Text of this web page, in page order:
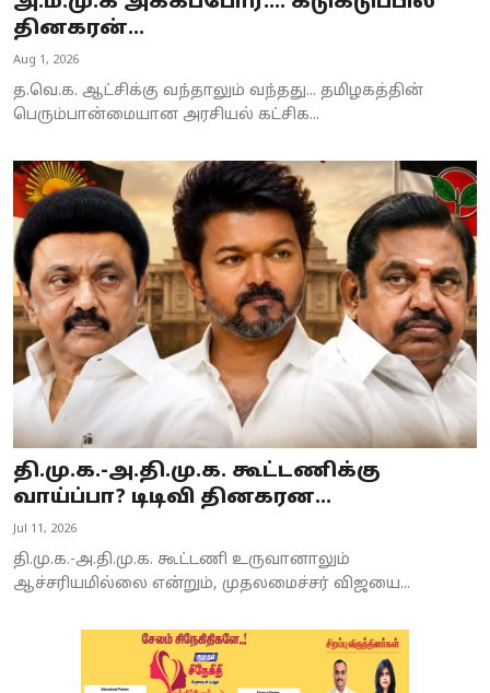
Astrology
Spirituality
Weather
Politics
தினகரன்...
Aug 1, 2026
த.வெ.க. ஆட்சிக்கு வந்தாலும் வந்தது... தமிழகத்தின்
பெரும்பான்மையான அரசியல் கட்சிக...
தி.மு.க.-அ.தி.மு.க. கூட்டணிக்கு
வாய்ப்பா? டிடிவி தினகரன...
Jul 11, 2026
தி.மு.க.-அ.தி.மு.க. கூட்டணி உருவானாலும்
ஆச்சரியமில்லை என்றும், முதலமைச்சர் விஜயை...